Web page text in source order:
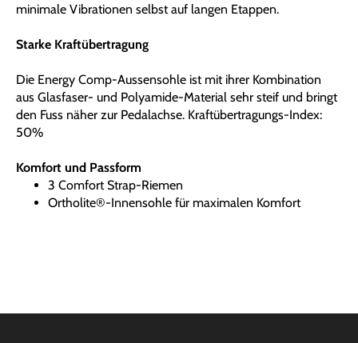
minimale Vibrationen selbst auf langen Etappen.
Starke Kraftübertragung
Die Energy Comp-Aussensohle ist mit ihrer Kombination
aus Glasfaser- und Polyamide-Material sehr steif und bringt
den Fuss näher zur Pedalachse. Kraftübertragungs-Index:
50%
Komfort und Passform
3 Comfort Strap-Riemen
Ortholite®-Innensohle für maximalen Komfort